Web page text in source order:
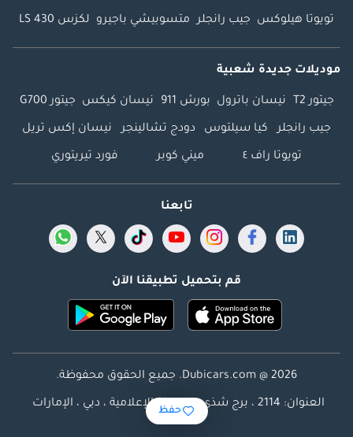
حفظ
تويوتا هيلوكس جيب رانجلر متسوبيشي باجيرو لكزس LS 430
موديلات جديدة شعبية
جيتور T2 نيسان باترول بورش 911 نيسان كيكس جيتور G700
جيب رانجلر كيا سيلتوس دودج تشالينجر نيسان إكس تريل
تويوتا راف ٤ ميني كوبر فورد تيريتوري
تابعنا
قم بتحميل تطبيقنا الآن
Dubicars.com @ 2026. جميع الحقوق محفوظة.
العنوان: 2114 ، برج شذى ، المدينة الإعلامية ، دبي ، الإمارات